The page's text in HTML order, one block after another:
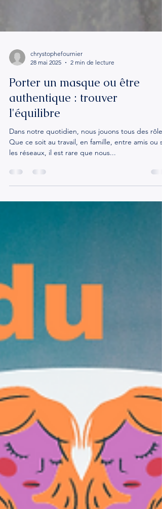
28 mai 2025
2 min de lecture
Porter un masque ou être
authentique : trouver
l'équilibre
Dans notre quotidien, nous jouons tous des
les réseaux, il est rare que nous...